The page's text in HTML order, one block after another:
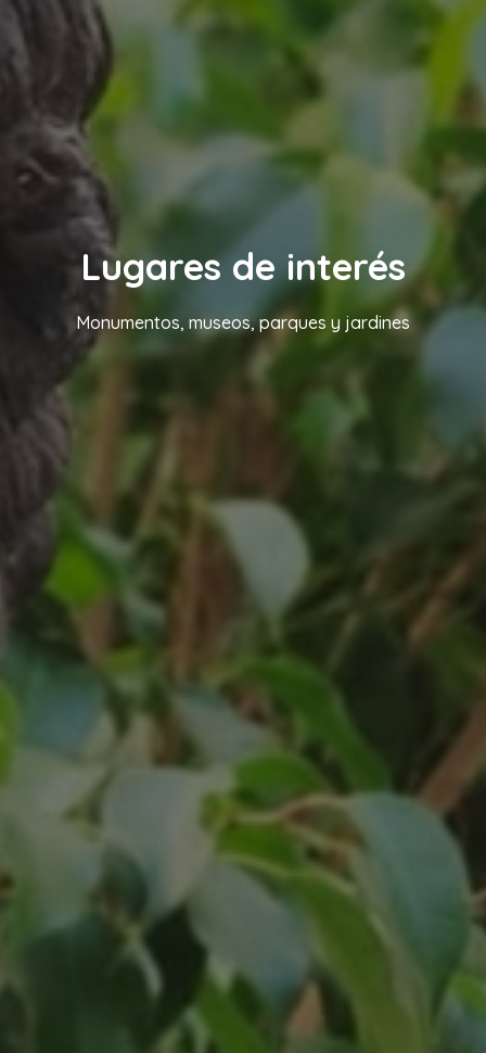
Lugares de interés
Monumentos, museos, parques y jardines